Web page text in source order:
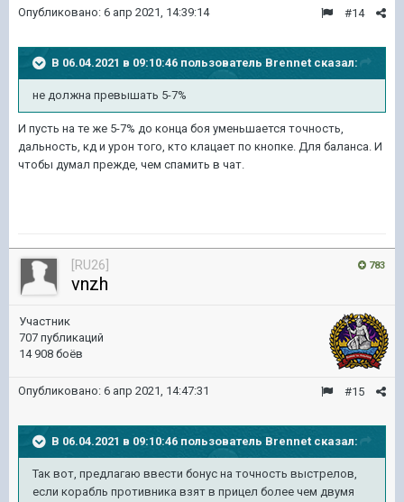
#14
Опубликовано: 6 апр 2021, 14:39:14
В 06.04.2021 в 09:10:46 пользователь Brennet сказал:
не должна превышать 5-7%
И пусть на те же 5-7% до конца боя уменьшается точность,
дальность, кд и урон того, кто клацает по кнопке. Для баланса. И
чтобы думал прежде, чем спамить в чат.
783
[RU26]
vnzh
Участник
707 публикаций
14 908 боёв
#15
Опубликовано: 6 апр 2021, 14:47:31
В 06.04.2021 в 09:10:46 пользователь Brennet сказал:
Так вот, предлагаю ввести бонус на точность выстрелов,
если корабль противника взят в прицел более чем двумя